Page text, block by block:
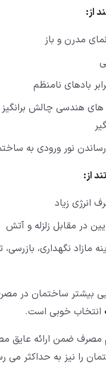
از:
مدرن و باز
بادهای نامنظم
های هندسی چالش
نور ورودی به
از:
انرژی زیاد
در مقابل زلزله و آتش
مازاد نگهداری، بازرسی،
بیشتر ساختمان در
انتخاب خوبی است.
ضمن ارائه عایق
را نیز به حداکثر می